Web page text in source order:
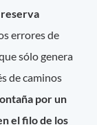
errores de
sólo genera
de caminos
por un
el filo de los